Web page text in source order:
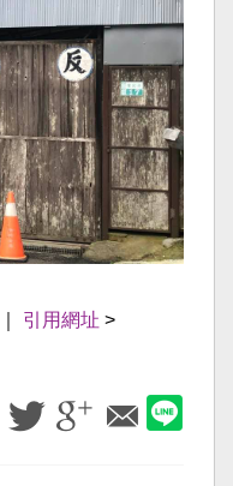
引用網址 >